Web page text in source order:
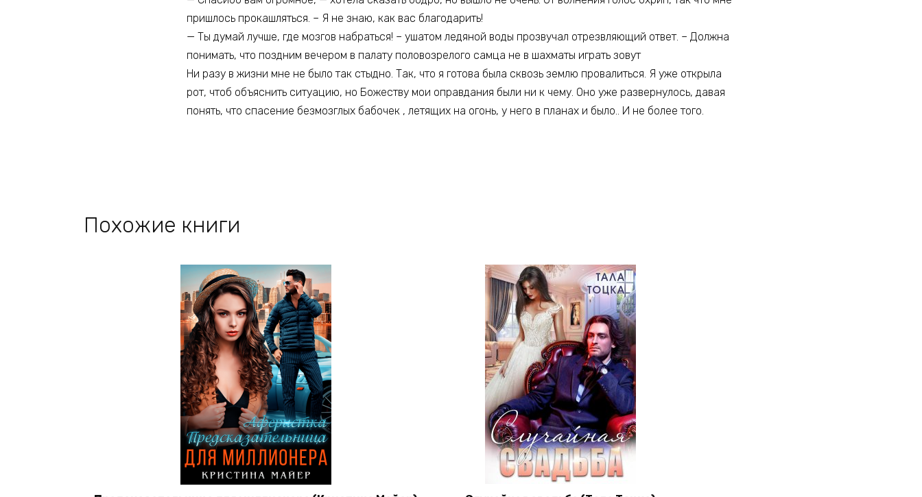
пришлось прокашляться. – Я не знаю, как вас благодарить!
— Ты думай лучше, где мозгов набраться! – ушатом ледяной воды прозвучал отрезвляющий ответ. – Должна
понимать, что поздним вечером в палату половозрелого самца не в шахматы играть зовут
Ни разу в жизни мне не было так стыдно. Так, что я готова была сквозь землю провалиться. Я уже открыла
рот, чтоб объяснить ситуацию, но Божеству мои оправдания были ни к чему. Оно уже развернулось, давая
понять, что спасение безмозглых бабочек , летящих на огонь, у него в планах и было.. И не более того.
Похожие книги